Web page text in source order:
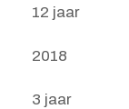
12 jaar
2018
3 jaar